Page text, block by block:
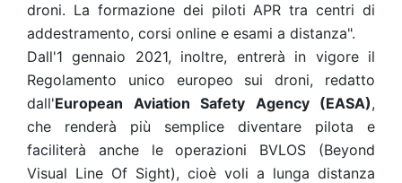
droni. La formazione dei piloti APR tra centri di
addestramento, corsi online e esami a distanza".
Dall'1 gennaio 2021, inoltre, entrerà in vigore il
Regolamento unico europeo sui droni, redatto
dall'European Aviation Safety Agency (EASA),
che renderà più semplice diventare pilota e
faciliterà anche le operazioni BVLOS (Beyond
Visual Line Of Sight), cioè voli a lunga distanza